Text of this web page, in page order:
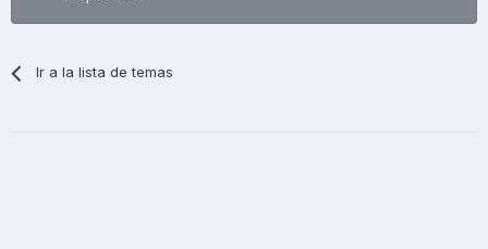
Ir a la lista de temas